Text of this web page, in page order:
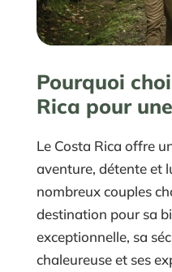
Pourquoi
Rica pour
Le Costa Rica offre
aventure, détente et
nombreux couples
destination pour sa
exceptionnelle, sa
chaleureuse et ses